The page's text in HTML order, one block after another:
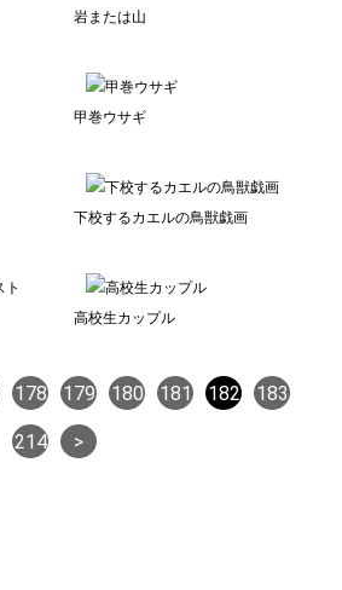
岩または山
甲巻ウサギ
下校するカエルの鳥獣戯画
高校生カップル
178 179 180 181 182 183
214 >